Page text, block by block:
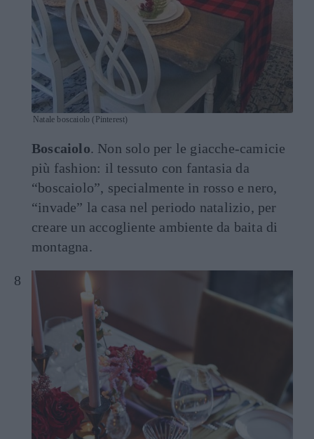
Natale boscaiolo (Pinterest)
Boscaiolo. Non solo per le giacche-camicie
più fashion: il tessuto con fantasia da
“boscaiolo”, specialmente in rosso e nero,
“invade” la casa nel periodo natalizio, per
creare un accogliente ambiente da baita di
montagna.